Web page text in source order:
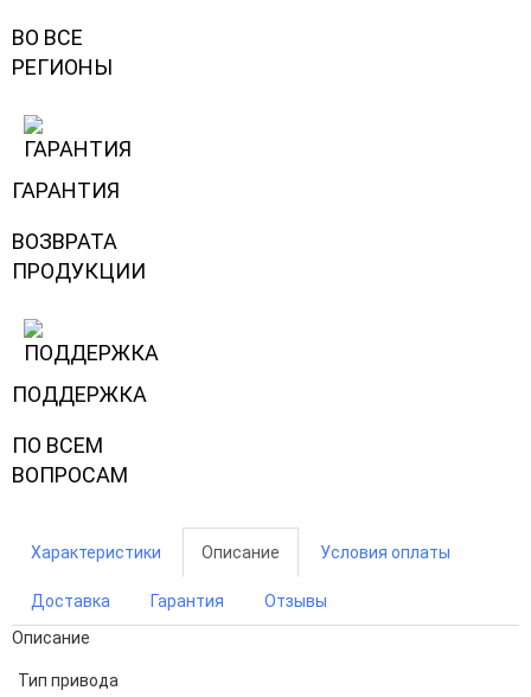
ВО ВСЕ
РЕГИОНЫ
ГАРАНТИЯ
ВОЗВРАТА
ПРОДУКЦИИ
ПОДДЕРЖКА
ПО ВСЕМ
ВОПРОСАМ
Характеристики Описание Условия оплаты
Доставка Гарантия
Отзывы
Описание
Тип привода